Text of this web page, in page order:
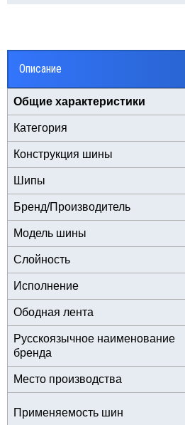
Описание
Общие характеристики
Категория
Конструкция шины
Шипы
Бренд/Производитель
Модель шины
Слойность
Исполнение
Ободная лента
Русскоязычное наименование
бренда
Место производства
Применяемость шин